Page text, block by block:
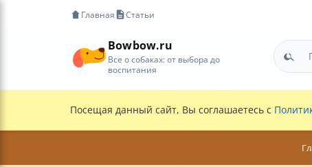
Главная Статьи
Bowbow.ru
Все о собаках: от выбора до
воспитания
Посещая данный сайт, Вы соглашаетесь с